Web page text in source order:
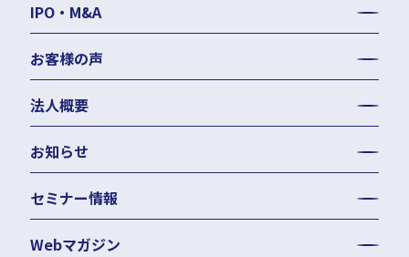
給与計算・BPO
就業規則作成・改定
IPO・M&A
労務コンプライアンス調査
お客様の声
法人概要
お知らせ
セミナー情報
Webマガジン